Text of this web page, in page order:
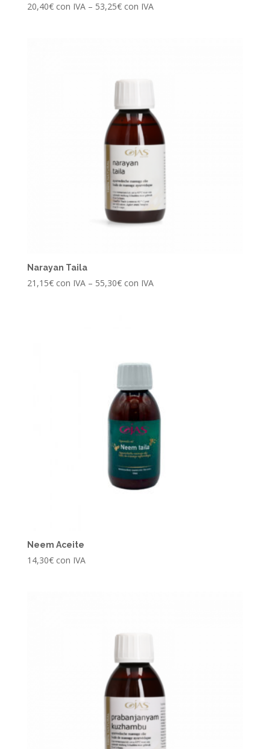
20,40€ con IVA– 53,25€ con IVA
Narayan Taila
21,15€ con IVA– 55,30€ con IVA
Neem Aceite
14,30€ con IVA